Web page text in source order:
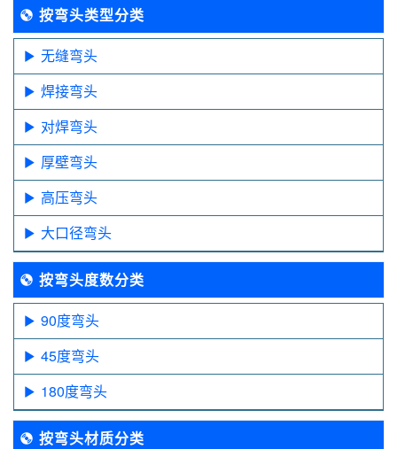
按弯头类型分类
无缝弯头
焊接弯头
对焊弯头
厚壁弯头
高压弯头
大口径弯头
按弯头度数分类
90度弯头
45度弯头
180度弯头
按弯头材质分类